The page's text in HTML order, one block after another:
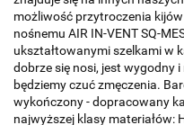
możliwość przytroczenia
nośnemu AIR IN-VENT SQ-
ukształtowanymi szelkami w
dobrze się nosi, jest wygodny
będziemy czuć zmęczenia.
wykończony - dopracowany
najwyższej klasy materiałów: